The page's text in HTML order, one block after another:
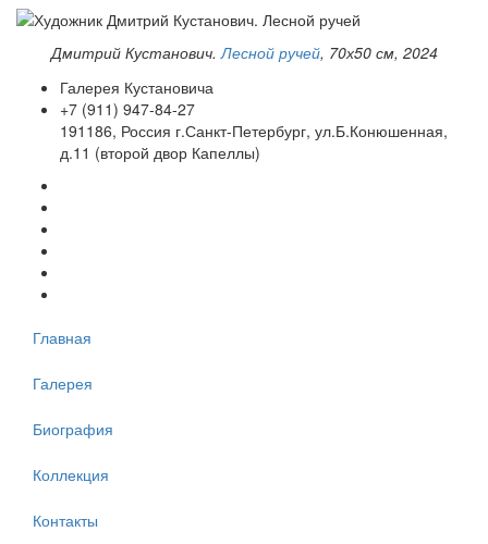
Дмитрий Кустанович.Лесной ручей, 70х50 см, 2024
Галерея Кустановича
+7 (911) 947-84-27
191186, Россия г.Санкт-Петербург, ул.Б.Конюшенная,
д.11 (второй двор Капеллы)
Главная
Галерея
Биография
Коллекция
Контакты